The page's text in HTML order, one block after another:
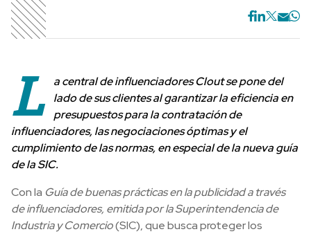
L
a central de influenciadores Clout se pone del
lado de sus clientes al garantizar la eficiencia en
presupuestos para la contratación de
influenciadores, las negociaciones óptimas y el
cumplimiento de las normas, en especial de la nueva guía
de la SIC.
Con la Guía de buenas prácticas en la publicidad a través
de influenciadores, emitida por la Superintendencia de
Industria y Comercio(SIC), que busca proteger los